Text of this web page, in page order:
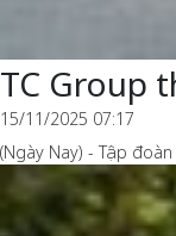
TC Group
15/11/2025 07:17
(Ngày Nay) - Tập